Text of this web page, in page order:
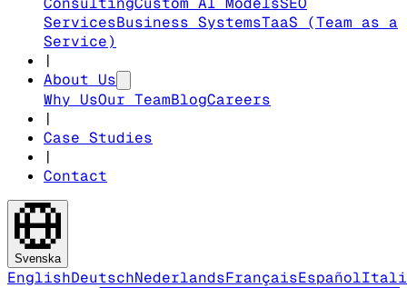
ServicesBusiness SystemsTaaS (Team as a
Service)
|
About Us
Why UsOur TeamBlogCareers
|
Case Studies
|
Contact
Svenska
EnglishDeutschNederlandsFrançaisEspañol